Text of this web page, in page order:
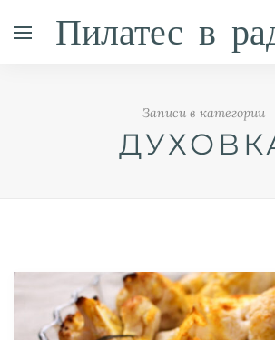
Пилатес в
Записи в категории